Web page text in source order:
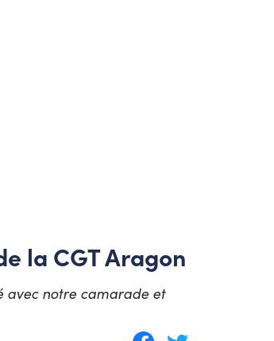
la CGT Aragon
avec notre camarade et